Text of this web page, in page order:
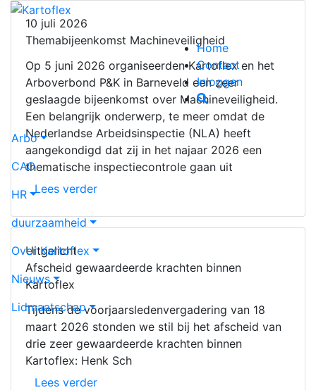
Home
Contact
Inloggen
Arbo
CAO
HR
duurzaamheid
Over Kartoflex
Nieuws
Lidmaatschap
10 juli 2026
Themabijeenkomst Machineveiligheid
Op 5 juni 2026 organiseerden Kartoflex en het
Arboverbond P&K in Barneveld een zeer
geslaagde bijeenkomst over Machineveiligheid.
Een belangrijk onderwerp, te meer omdat de
Nederlandse Arbeidsinspectie (NLA) heeft
aangekondigd dat zij in het najaar 2026 een
thematische inspectiecontrole gaan uit
Lees verder
Uitgelicht
Afscheid gewaardeerde krachten binnen
Kartoflex
Tijdens de voorjaarsledenvergadering van 18
maart 2026 stonden we stil bij het afscheid van
drie zeer gewaardeerde krachten binnen
Kartoflex: Henk Sch
Lees verder